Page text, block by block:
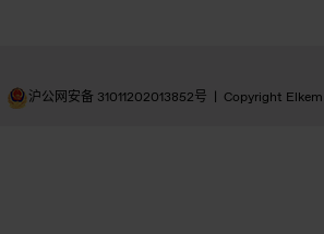
沪公网安备 31011202013852号 | Copyright